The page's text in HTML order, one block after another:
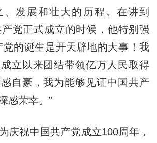
发展和壮大的历程。在讲到
党正式成立的时候，他特别强
党的诞生是开天辟地的大事！我
立以来团结带领亿万人民取得
自豪，我为能够见证中国共产
感荣幸。”
祝中国共产党成立100周年，